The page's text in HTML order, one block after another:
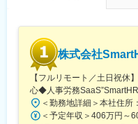
株式会社
【フルリモート／土日祝休
心◆人事労務